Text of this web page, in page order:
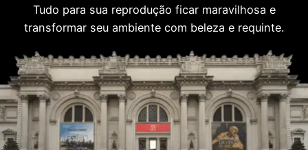
Tudo para sua reprodução ficar maravilhosa e
transformar seu ambiente com beleza e requinte.